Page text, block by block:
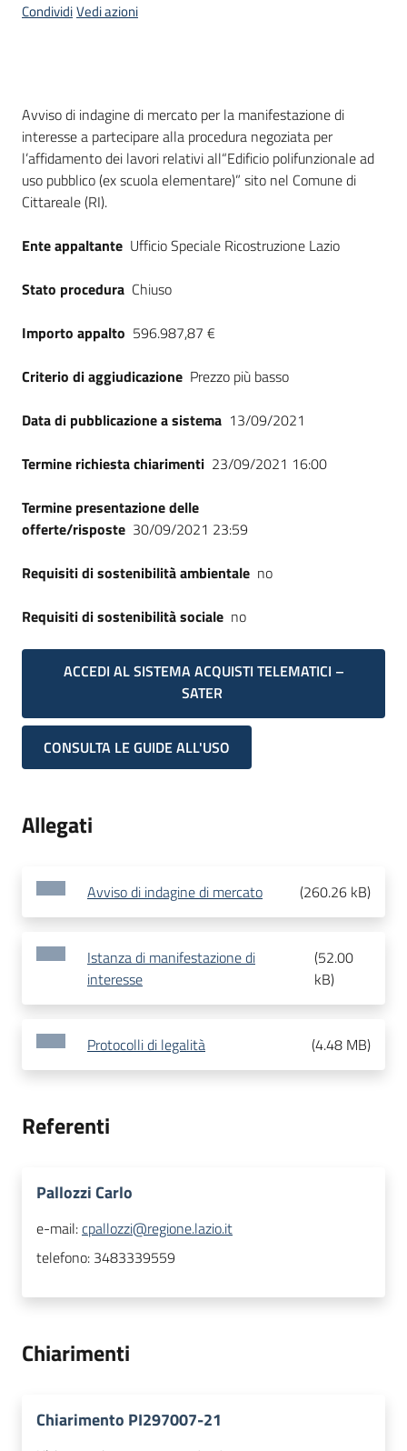
CondividiVedi azioni
Dati del bando
Avviso di indagine di mercato per la manifestazione di
interesse a partecipare alla procedura negoziata per
l’affidamento dei lavori relativi all“Edificio polifunzionale ad
uso pubblico (ex scuola elementare)” sito nel Comune di
Cittareale (RI).
Ente appaltante Ufficio Speciale Ricostruzione Lazio
Stato procedura Chiuso
Importo appalto 596.987,87 €
Criterio di aggiudicazione Prezzo più basso
Data di pubblicazione a sistema 13/09/2021
Termine richiesta chiarimenti 23/09/2021 16:00
Termine presentazione delle
offerte/risposte 30/09/2021 23:59
Requisiti di sostenibilità ambientale no
Requisiti di sostenibilità sociale no
ACCEDI AL SISTEMA ACQUISTI TELEMATICI –
SATER
CONSULTA LE GUIDE ALL'USO
Allegati
Avviso di indagine di mercato (260.26 kB)
Istanza di manifestazione di
interesse
(52.00
kB)
Protocolli di legalità (4.48 MB)
Referenti
Pallozzi Carlo
e-mail:cpallozzi@regione.lazio.it
telefono: 3483339559
Chiarimenti
Chiarimento PI297007-21